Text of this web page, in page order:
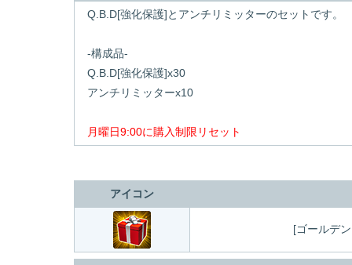
Q.B.D[強化保護]とアンチリミッターのセットです。
-構成品-
Q.B.D[強化保護]x30
アンチリミッターx10
月曜日9:00に購入制限リセット
アイコン
[ゴールデ